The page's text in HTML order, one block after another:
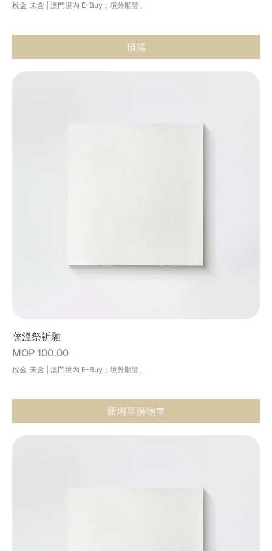
稅金 未含 澳門境內 E-Buy；境外順豐。
預購
薩溫祭祈願
價格
MOP 100.00
稅金 未含 澳門境內 E-Buy；境外順豐。
新增至購物車